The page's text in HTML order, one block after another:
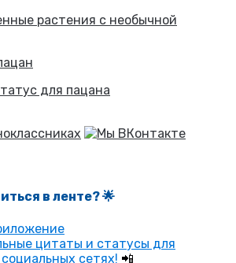
растения с необычной
для пацана
в ленте? 🌟
цитаты и статусы для
сетях! 📲